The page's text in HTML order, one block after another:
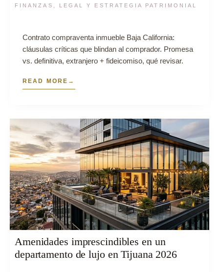
FINANZAS, LEGAL Y ESTRATEGIA PATRIMONIAL
Contrato compraventa inmueble Baja California:
cláusulas críticas que blindan al comprador. Promesa
vs. definitiva, extranjero + fideicomiso, qué revisar.
READ MORE
Amenidades imprescindibles en un
departamento de lujo en Tijuana 2026